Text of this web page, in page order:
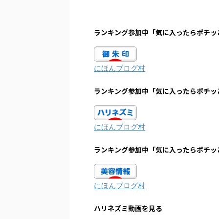
ランキング参加中「気に入ったらポチッ
にほんブログ村
ランキング参加中「気に入ったらポチッ
にほんブログ村
ランキング参加中「気に入ったらポチッ
にほんブログ村
ハリネズミ動画を見る